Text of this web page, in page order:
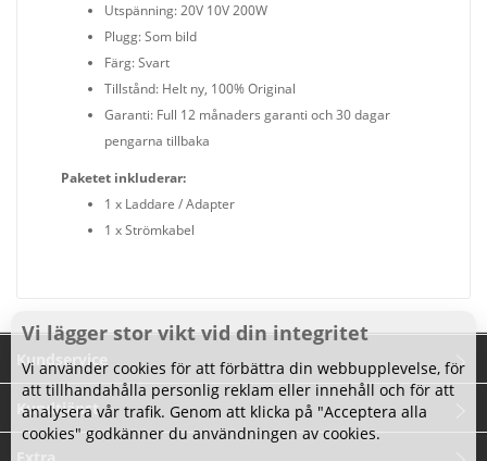
Utspänning: 20V 10V 200W
Plugg: Som bild
Färg: Svart
Tillstånd: Helt ny, 100% Original
Garanti: Full 12 månaders garanti och 30 dagar
pengarna tillbaka
Paketet inkluderar:
1 x Laddare / Adapter
1 x Strömkabel
Kundservice
Kundtjänst
Vi lägger stor vikt vid din integritet
Vi använder cookies för att förbättra din webbupplevelse, för
att tillhandahålla personlig reklam eller innehåll och för att
analysera vår trafik. Genom att klicka på "Acceptera alla
cookies" godkänner du användningen av cookies.